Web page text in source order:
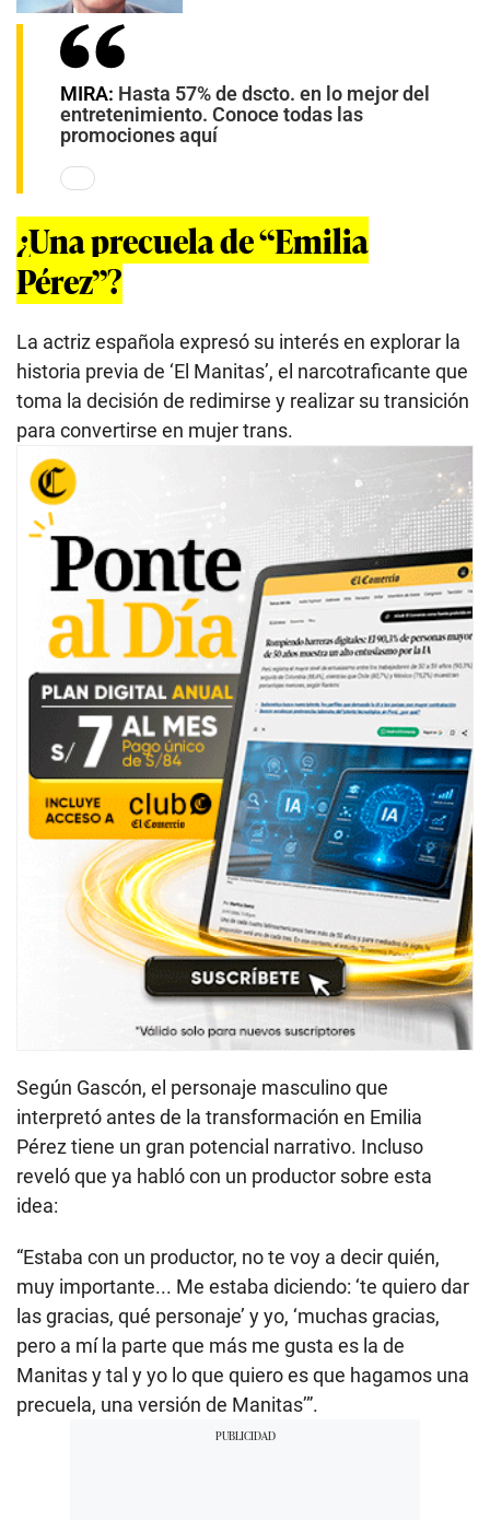
MIRA: Hasta 57% de dscto. en lo mejor del
entretenimiento. Conoce todas las
promociones aquí
¿Una precuela de “Emilia
Pérez”?
La actriz española expresó su interés en explorar la
historia previa de ‘El Manitas’, el narcotraficante que
toma la decisión de redimirse y realizar su transición
para convertirse en mujer trans.
Según Gascón, el personaje masculino que
interpretó antes de la transformación en Emilia
Pérez tiene un gran potencial narrativo. Incluso
reveló que ya habló con un productor sobre esta
idea:
“Estaba con un productor, no te voy a decir quién,
muy importante... Me estaba diciendo: ‘te quiero dar
las gracias, qué personaje’ y yo, ‘muchas gracias,
pero a mí la parte que más me gusta es la de
Manitas y tal y yo lo que quiero es que hagamos una
precuela, una versión de Manitas’”.